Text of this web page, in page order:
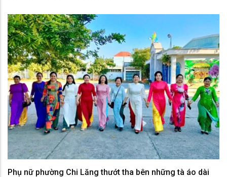
Phụ nữ phường Chi Lăng thướt tha bên những tà áo dài